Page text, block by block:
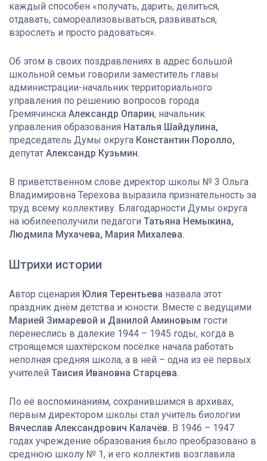
каждый способен «получать, дарить, делиться,
отдавать, самореализовываться, развиваться,
взрослеть и просто радоваться».
Об этом в своих поздравлениях в адрес большой
школьной семьи говорили заместитель главы
администрации-начальник территориального
управления по решению вопросов города
Гремячинска Александр Опарин, начальник
управления образования Наталья Шайдулина,
председатель Думы округа Константин Поролло,
депутат Александр Кузьмин.
В приветственном слове директор школы № 3 Ольга
Владимировна Терехова выразила признательность за
труд всему коллективу. Благодарности Думы округа
на юбилееполучили педагоги Татьяна Немыкина,
Людмила Мухачева, Мария Михалева.
Штрихи истории
Автор сценария Юлия Терентьева назвала этот
праздник днём детства и юности. Вместе с ведущими
Марией Зимаревой и Данилой Аминовым гости
перенеслись в далекие 1944 – 1945 годы, когда в
строящемся шахтёрском посёлке начала работать
неполная средняя школа, а в ней – одна из её первых
учителей Таисия Ивановна Старцева.
По её воспоминаниям, сохранившимся в архивах,
первым директором школы стал учитель биологии
Вячеслав Александрович Калачёв. В 1946 – 1947
годах учреждение образования было преобразовано в
среднюю школу № 1, и его коллектив возглавила